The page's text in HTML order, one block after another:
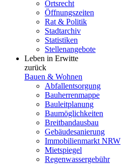
Ortsrecht
Öffnungszeiten
Rat & Politik
Stadtarchiv
Statistiken
Stellenangebote
Leben in Erwitte
zurück
Bauen & Wohnen
Abfallentsorgung
Bauherrenmappe
Bauleitplanung
Baumöglichkeiten
Breitbandausbau
Gebäudesanierung
Immobilienmarkt NRW
Mietspiegel
Regenwassergebühr